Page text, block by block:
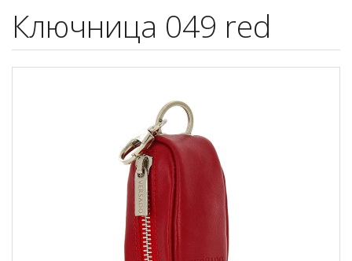
Ключница 049 red